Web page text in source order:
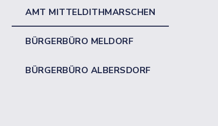
AMT MITTELDITHMARSCHEN
BÜRGERBÜRO MELDORF
BÜRGERBÜRO ALBERSDORF